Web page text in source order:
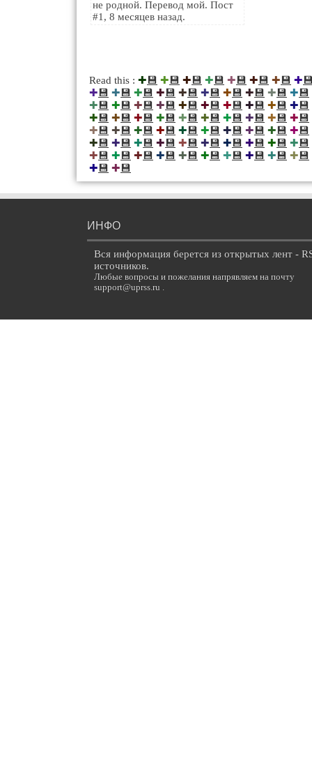
не родной. Перевод мой. Пост
#1, 8 месяцев назад.
Read this : ✚💾 ✚💾 ✚💾 ✚💾 ✚💾 ✚💾 ✚💾 ✚
✚💾 ✚💾 ✚💾 ✚💾 ✚💾 ✚💾 ✚💾 ✚💾 ✚💾 ✚💾
✚💾 ✚💾 ✚💾 ✚💾 ✚💾 ✚💾 ✚💾 ✚💾 ✚💾 ✚💾
✚💾 ✚💾 ✚💾 ✚💾 ✚💾 ✚💾 ✚💾 ✚💾 ✚💾 ✚💾
✚💾 ✚💾 ✚💾 ✚💾 ✚💾 ✚💾 ✚💾 ✚💾 ✚💾 ✚💾
✚💾 ✚💾 ✚💾 ✚💾 ✚💾 ✚💾 ✚💾 ✚💾 ✚💾 ✚💾
✚💾 ✚💾 ✚💾 ✚💾 ✚💾 ✚💾 ✚💾 ✚💾 ✚💾 ✚💾
✚💾 ✚💾
ИНФО
Вся информация берется из открытых лент -
источников.
Любые вопросы и пожелания напрявляем на почту
support@uprss.ru .